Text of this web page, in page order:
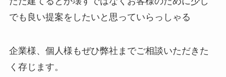
でも良い提案をしたいと思っていらっしゃる
企業様、個人様もぜひ弊社までご相談いただきた
く存じます。